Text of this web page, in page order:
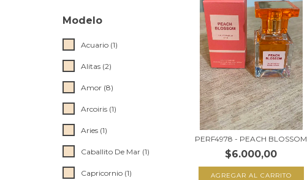
Modelo
Acuario (1)
Alitas (2)
Amor (8)
Arcoiris (1)
Aries (1)
Caballito De Mar (1)
Capricornio (1)
PERF4978 - PEACH BLOSSOM
$6.000,00
AGREGAR AL CARRITO